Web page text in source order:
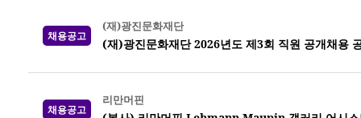
채용공고
(재)광진문화재단
(재)광진문화재단 2026년도 제3회 직원 공개채용
채용공고
리만머핀